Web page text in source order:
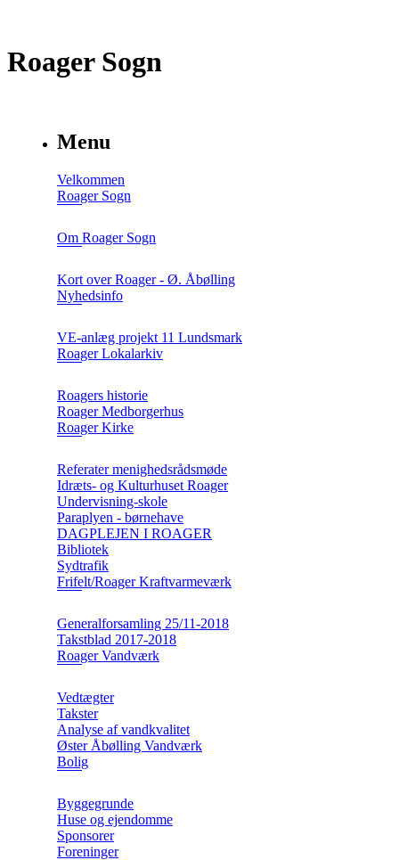
Roager Sogn
Menu
Velkommen
Roager Sogn
Om Roager Sogn
Kort over Roager - Ø. Åbølling
Nyhedsinfo
VE-anlæg projekt 11 Lundsmark
Roager Lokalarkiv
Roagers historie
Roager Medborgerhus
Roager Kirke
Referater menighedsrådsmøde
Idræts- og Kulturhuset Roager
Undervisning-skole
Paraplyen - børnehave
DAGPLEJEN I ROAGER
Bibliotek
Sydtrafik
Frifelt/Roager Kraftvarmeværk
Generalforsamling 25/11-2018
Takstblad 2017-2018
Roager Vandværk
Vedtægter
Takster
Analyse af vandkvalitet
Øster Åbølling Vandværk
Bolig
Byggegrunde
Huse og ejendomme
Sponsorer
Foreninger